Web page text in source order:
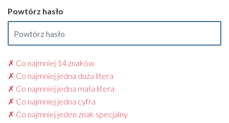
Powtórz hasło
✗ Co najmniej 14 znaków
✗ Co najmniej jedna duża litera
✗ Co najmniej jedna mała litera
✗ Co najmniej jedna cyfra
✗ Co najmniej jeden znak specjalny